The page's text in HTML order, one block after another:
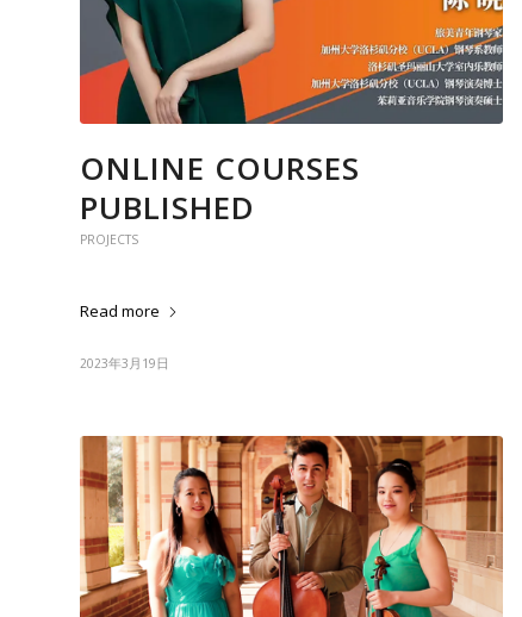
ONLINE COURSES
PUBLISHED
PROJECTS
Read more
2023年3月19日